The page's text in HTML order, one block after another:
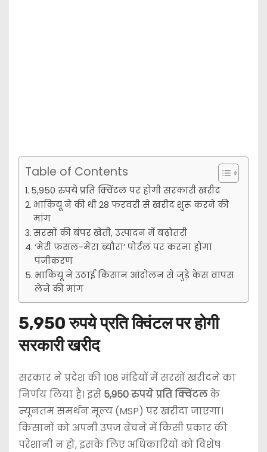
Table of Contents
5,950 रुपये प्रति क्विंटल पर होगी सरकारी खरीद
भाकियू ने की थी 28 फरवरी से खरीद शुरू करने की
मांग
सरसों की बंपर खेती, उत्पादन में बढ़ोतरी
‘मेरी फसल-मेरा ब्यौरा’ पोर्टल पर करना होगा
पंजीकरण
भाकियू ने उठाई किसान आंदोलन से जुड़े केस वापस
लेने की मांग
5,950 रुपये प्रति क्विंटल पर होगी
सरकारी खरीद
सरकार ने प्रदेश की 108 मंडियों में सरसों खरीदने का
निर्णय लिया है। इसे 5,950 रुपये प्रति क्विंटलके
न्यूनतम समर्थन मूल्य (MSP) पर खरीदा जाएगा।
किसानों को अपनी उपज बेचने में किसी प्रकार की
परेशानी न हो, इसके लिए अधिकारियों को विशेष